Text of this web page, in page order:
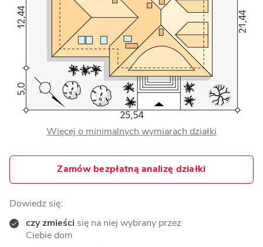
Więcej o minimalnych wymiarach działki
Zamów bezpłatną analizę działki
Dowiedz się:
czy zmieści się na niej wybrany przez
Ciebie dom